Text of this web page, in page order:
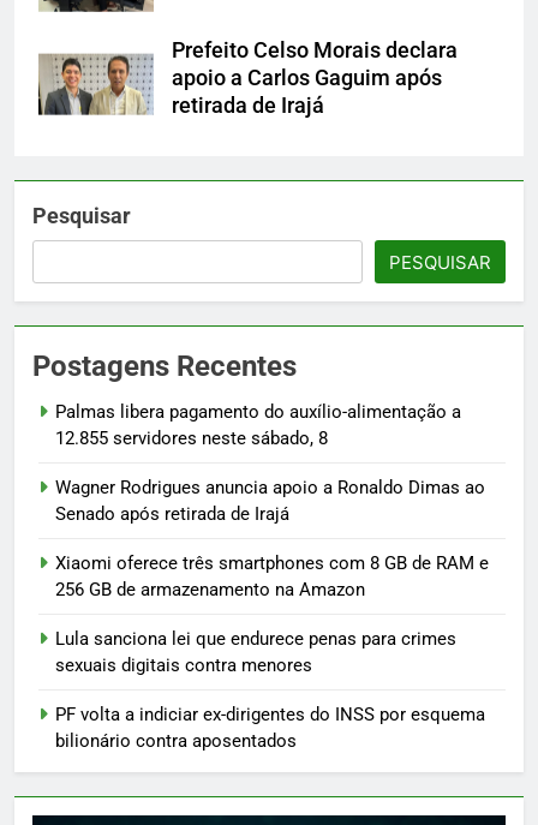
Prefeito Celso Morais declara
apoio a Carlos Gaguim após
retirada de Irajá
Pesquisar
PESQUISAR
Postagens Recentes
Palmas libera pagamento do auxílio-alimentação a
12.855 servidores neste sábado, 8
Wagner Rodrigues anuncia apoio a Ronaldo Dimas ao
Senado após retirada de Irajá
Xiaomi oferece três smartphones com 8 GB de RAM e
256 GB de armazenamento na Amazon
Lula sanciona lei que endurece penas para crimes
sexuais digitais contra menores
PF volta a indiciar ex-dirigentes do INSS por esquema
bilionário contra aposentados